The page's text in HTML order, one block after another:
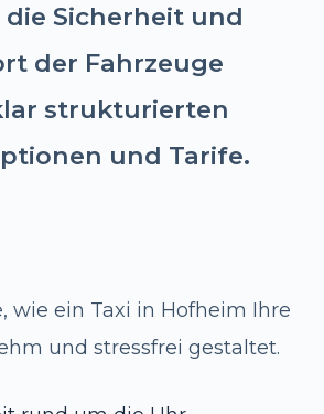
Sicherheit und
der Fahrzeuge
strukturierten
und Tarife.
wie ein Taxi in Hofheim Ihre
und stressfrei gestaltet.